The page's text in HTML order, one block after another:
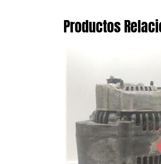
Productos